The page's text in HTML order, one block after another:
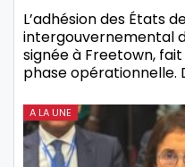
L’adhésion des États
intergouvernemental
signée à Freetown,
phase opérationnelle.
A LA UNE